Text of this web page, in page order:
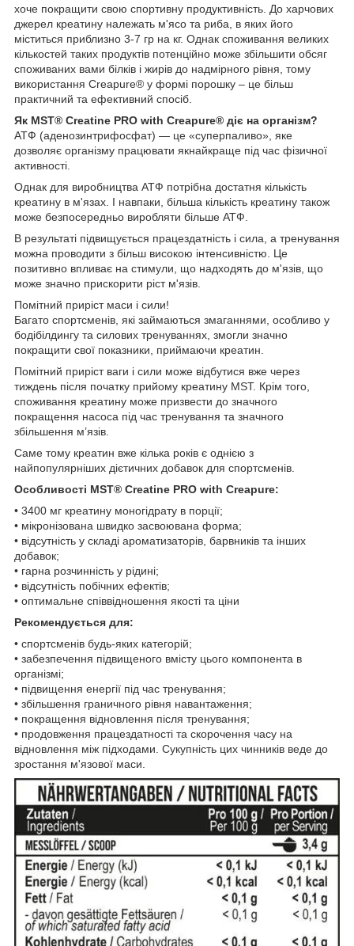
хоче покращити свою спортивну продуктивність. До харчових
джерел креатину належать м'ясо та риба, в яких його
міститься приблизно 3-7 гр на кг. Однак споживання великих
кількостей таких продуктів потенційно може збільшити обсяг
споживаних вами білків і жирів до надмірного рівня, тому
використання Creapure® у формі порошку – це більш
практичний та ефективний спосіб.
Як MST® Creatine PRO with Creapure® діє на організм?
АТФ (аденозинтрифосфат) — це «суперпаливо», яке
дозволяє організму працювати якнайкраще під час фізичної
активності.
Однак для виробництва АТФ потрібна достатня кількість
креатину в м'язах. І навпаки, більша кількість креатину також
може безпосередньо виробляти більше АТФ.
В результаті підвищується працездатність і сила, а тренування
можна проводити з більш високою інтенсивністю. Це
позитивно впливає на стимули, що надходять до м'язів, що
може значно прискорити ріст м'язів.
Помітний приріст маси і сили!
Багато спортсменів, які займаються змаганнями, особливо у
бодібілдингу та силових тренуваннях, змогли значно
покращити свої показники, приймаючи креатин.
Помітний приріст ваги і сили може відбутися вже через
тиждень після початку прийому креатину MST. Крім того,
споживання креатину може призвести до значного
покращення насоса під час тренування та значного
збільшення м’язів.
Саме тому креатин вже кілька років є однією з
найпопулярніших дієтичних добавок для спортсменів.
Особливості MST® Creatine PRO with Creapure:
• 3400 мг креатину моногідрату в порції;
• мікронізована швидко засвоювана форма;
• відсутність у складі ароматизаторів, барвників та інших
добавок;
• гарна розчинність у рідині;
• відсутність побічних ефектів;
• оптимальне співвідношення якості та ціни
Рекомендується для:
• спортсменів будь-яких категорій;
• забезпечення підвищеного вмісту цього компонента в
організмі;
• підвищення енергії під час тренування;
• збільшення граничного рівня навантаження;
• покращення відновлення після тренування;
• продовження працездатності та скорочення часу на
відновлення між підходами. Сукупність цих чинників веде до
зростання м'язової маси.